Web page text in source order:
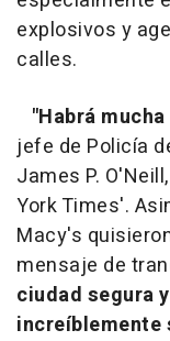
explosivos y
calles.
"Habrá
jefe de Policía
James P.
York Times'.
Macy's
mensaje de
ciudad segura
increíblemente